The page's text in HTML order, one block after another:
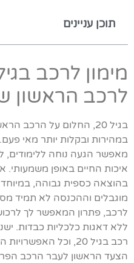
תוכן עניינים
לרכב הראשון
בגיל 20, החלום על הרכב
במהירות ובקלות יותר מאי
מאפשר הגעה נוחה ללימודים,
איכות החיים באופן
בהוצאה כספית גבוהה,
מוגבלים וההכנסה לא תמיד
לרכב, פתרון המאפשר לך
ללא דאגות כלכליות כבדות.
רכב בגיל 20, וכל
הצעד הראשון לעבר הרכב